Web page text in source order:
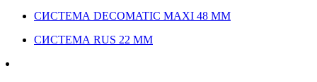
СИСТЕМА DECOMATIC MAXI 48 ММ
СИСТЕМА RUS 22 ММ